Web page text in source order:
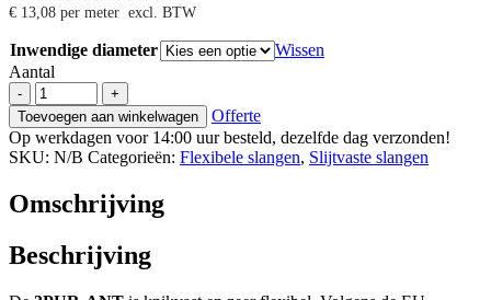
€ 13,08 per meter excl. BTW
Inwendige diameter
Wissen
Aantal
-
Brevoduct-
3PUR-
ANT,
Anti
statische
stof
aantal
+
Toevoegen aan winkelwagen
Offerte
Op werkdagen voor 14:00 uur besteld, dezelfde dag verzonden!
SKU: N/B Categorieën: Flexibele slangen, Slijtvaste slangen
Omschrijving
Beschrijving